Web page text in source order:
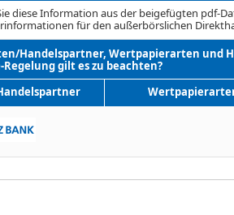
diese Information aus der beigefügten pdf-
für den außerbörslichen
Handelspartner, Wertpapierarten und
gilt es zu beachten?